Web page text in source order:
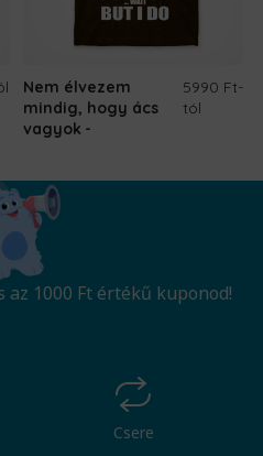
Nem élvezem
mindig, hogy ács
vagyok
5990 Ft-
tól
1000 Ft értékű kuponod!
Csere